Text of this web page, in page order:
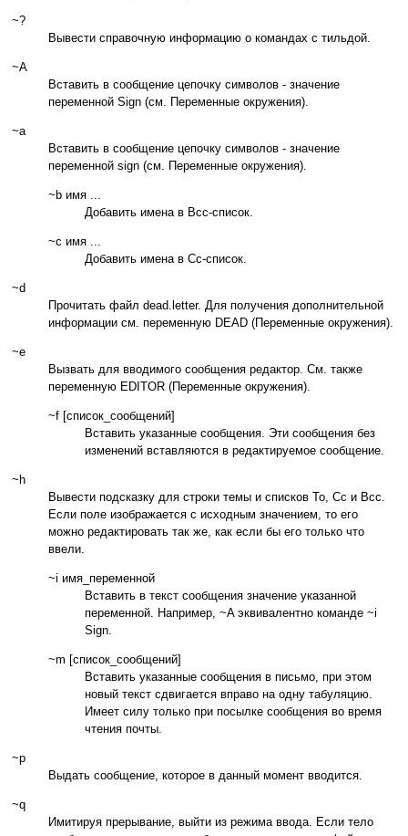
~?
Вывести справочную информацию о командах с тильдой.
~A
Вставить в сообщение цепочку символов - значение
переменной Sign (см. Переменные окружения).
~a
Вставить в сообщение цепочку символов - значение
переменной sign (см. Переменные окружения).
~b имя ...
Добавить имена в Bcc-список.
~c имя ...
Добавить имена в Cc-список.
~d
Прочитать файл dead.letter. Для получения дополнительной
информации см. переменную DEAD (Переменные окружения).
~e
Вызвать для вводимого сообщения редактор. См. также
переменную EDITOR (Переменные окружения).
~f [список_сообщений]
Вставить указанные сообщения. Эти сообщения без
изменений вставляются в редактируемое сообщение.
~h
Вывести подсказку для строки темы и списков To, Cc и Bcc.
Если поле изображается с исходным значением, то его
можно редактировать так же, как если бы его только что
ввели.
~i имя_переменной
Вставить в текст сообщения значение указанной
переменной. Например, ~A эквивалентно команде ~i
Sign.
~m [список_сообщений]
Вставить указанные сообщения в письмо, при этом
новый текст сдвигается вправо на одну табуляцию.
Имеет силу только при посылке сообщения во время
чтения почты.
~p
Выдать сообщение, которое в данный момент вводится.
~q
Имитируя прерывание, выйти из режима ввода. Если тело